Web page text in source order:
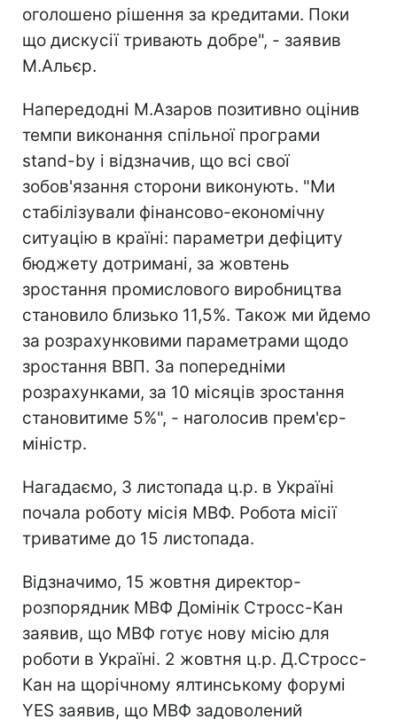
оголошено рішення за кредитами. Поки
що дискусії тривають добре", - заявив
М.Альєр.
Напередодні М.Азаров позитивно оцінив
темпи виконання спільної програми
stand-by і відзначив, що всі свої
зобов'язання сторони виконують. "Ми
стабілізували фінансово-економічну
ситуацію в країні: параметри дефіциту
бюджету дотримані, за жовтень
зростання промислового виробництва
становило близько 11,5%. Також ми йдемо
за розрахунковими параметрами щодо
зростання ВВП. За попередніми
розрахунками, за 10 місяців зростання
становитиме 5%", - наголосив прем'єр-
міністр.
Нагадаємо, 3 листопада ц.р. в Україні
почала роботу місія МВФ. Робота місії
триватиме до 15 листопада.
Відзначимо, 15 жовтня директор-
розпорядник МВФ Домінік Стросс-Кан
заявив, що МВФ готує нову місію для
роботи в Україні. 2 жовтня ц.р. Д.Стросс-
Кан на щорічному ялтинському форумі
YES заявив, що МВФ задоволений